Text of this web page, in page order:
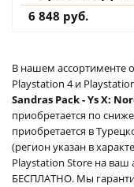
аккаунт
6 848 руб.
В нашем ассортименте
Playstation 4 и
Sandras Pack - Ys X:
приобретается по
приобретается в
(регион указан в
Playstation Store на ваш
БЕСПЛАТНО. Мы